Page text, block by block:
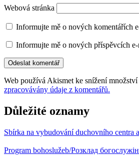
Webová stránka
Informujte mě o nových komentářích
Informujte mě o nových příspěvcích
Web používá Akismet ke snížení množství
zpracovávány údaje z komentářů.
Důležité oznamy
Sbírka na vybudování duchovního centra
Program bohoslužeb/Розклад